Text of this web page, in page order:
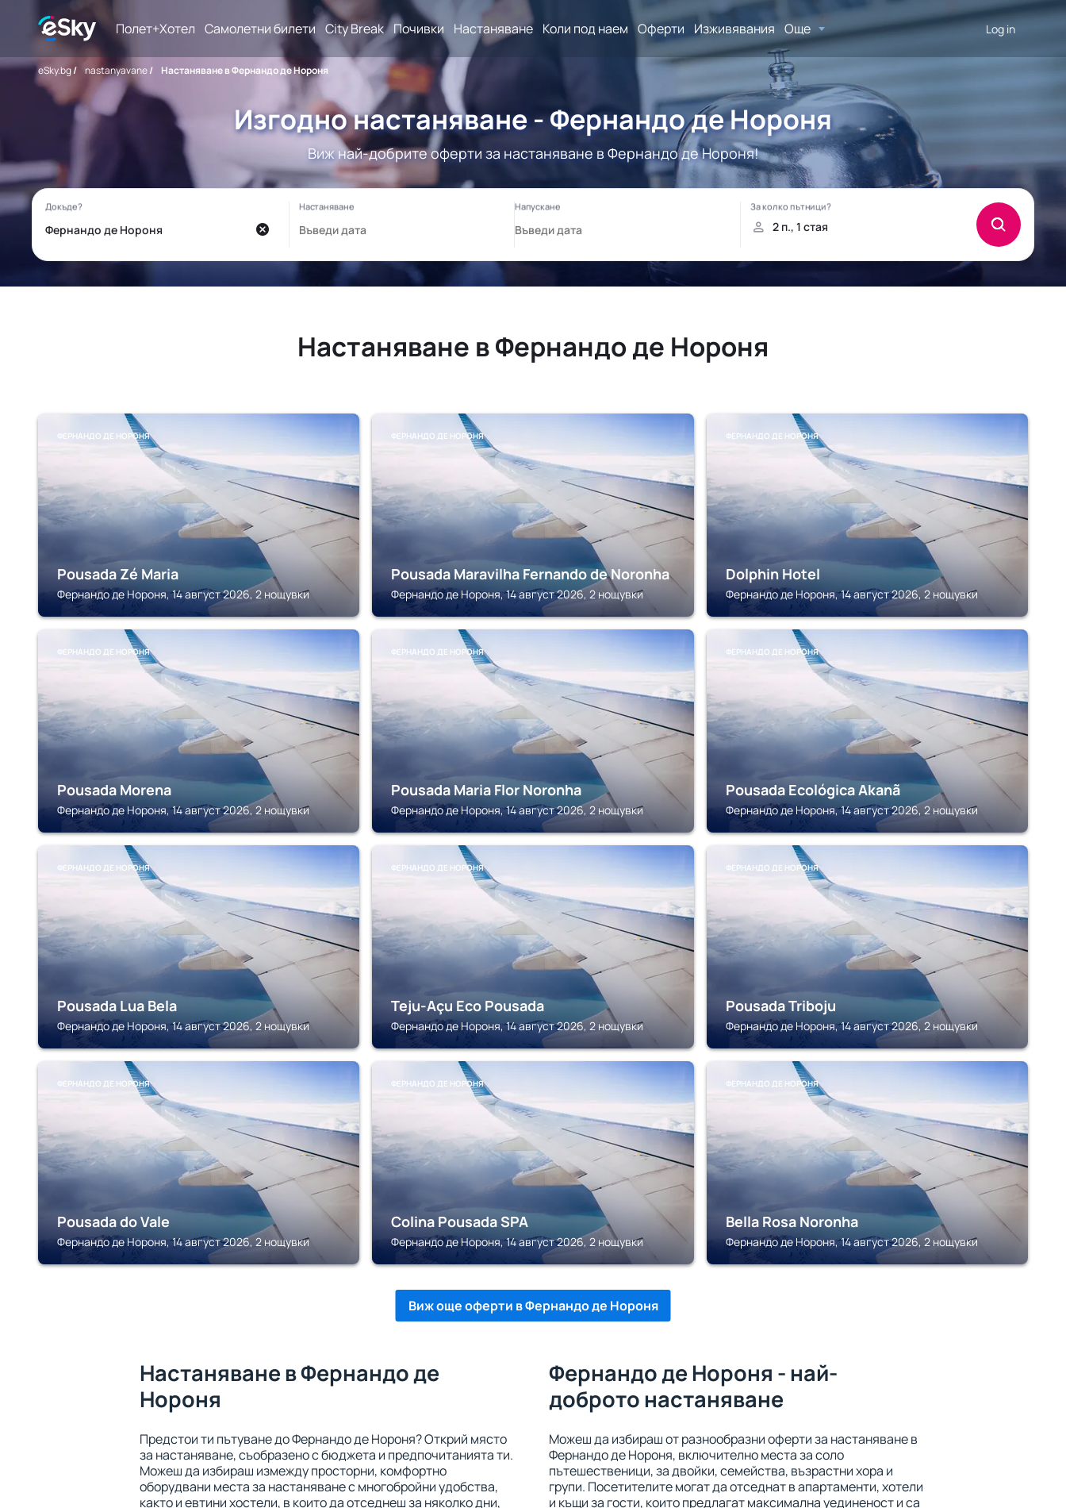
Полет+Хотел Самолетни билети City Break Почивки Настаняване Коли под наем Оферти Изживявания Още Log in
eSky.bg/ nastanyavane/ Настаняване в Фернандо де Нороня
Изгодно настаняване - Фернандо де Нороня
Виж най-добрите оферти за настаняване в Фернандо де Нороня!
Настаняване в Фернандо де Нороня
ФЕРНАНДО ДЕ НОРОНЯ
Pousada Zé Maria
Фернандо де Нороня, 14 август 2026, 2 нощувки
ФЕРНАНДО ДЕ НОРОНЯ
Pousada Maravilha Fernando de Noronha
Фернандо де Нороня, 14 август 2026, 2 нощувки
ФЕРНАНДО ДЕ НОРОНЯ
Dolphin Hotel
Фернандо де Нороня, 14 август 2026, 2 нощувки
ФЕРНАНДО ДЕ НОРОНЯ
Pousada Morena
Фернандо де Нороня, 14 август 2026, 2 нощувки
ФЕРНАНДО ДЕ НОРОНЯ
Pousada Maria Flor Noronha
Фернандо де Нороня, 14 август 2026, 2 нощувки
ФЕРНАНДО ДЕ НОРОНЯ
Pousada Ecológica Akanã
Фернандо де Нороня, 14 август 2026, 2 нощувки
ФЕРНАНДО ДЕ НОРОНЯ
Pousada Lua Bela
Фернандо де Нороня, 14 август 2026, 2 нощувки
ФЕРНАНДО ДЕ НОРОНЯ
Teju-Açu Eco Pousada
Фернандо де Нороня, 14 август 2026, 2 нощувки
ФЕРНАНДО ДЕ НОРОНЯ
Pousada Triboju
Фернандо де Нороня, 14 август 2026, 2 нощувки
ФЕРНАНДО ДЕ НОРОНЯ
Pousada do Vale
Фернандо де Нороня, 14 август 2026, 2 нощувки
ФЕРНАНДО ДЕ НОРОНЯ
Colina Pousada SPA
Фернандо де Нороня, 14 август 2026, 2 нощувки
ФЕРНАНДО ДЕ НОРОНЯ
Bella Rosa Noronha
Фернандо де Нороня, 14 август 2026, 2 нощувки
Виж още оферти в Фернандо де Нороня
Настаняване в Фернандо де
Нороня
Предстои ти пътуване до Фернандо де Нороня? Открий място
за настаняване, съобразено с бюджета и предпочитанията ти.
Можеш да избираш измежду просторни, комфортно
оборудвани места за настаняване с многобройни удобства,
както и евтини хостели, в които да отседнеш за няколко дни,
Фернандо де Нороня - най-
доброто настаняване
Можеш да избираш от разнообразни оферти за настаняване в
Фернандо де Нороня, включително места за соло
пътешественици, за двойки, семейства, възрастни хора и
групи. Посетителите могат да отседнат в апартаменти, хотели
и къщи за гости, които предлагат максимална уединеност и са